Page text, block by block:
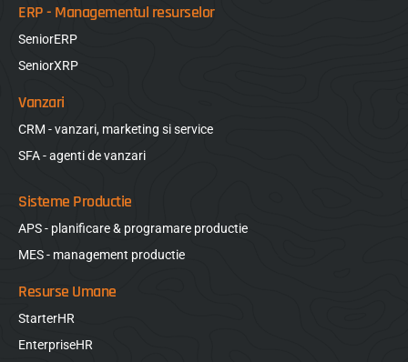
ERP - Managementul resurselor
SeniorERP
SeniorXRP
Vanzari
CRM - vanzari, marketing si service
SFA - agenti de vanzari
Sisteme Productie
APS - planificare & programare productie
MES - management productie
Resurse Umane
StarterHR
EnterpriseHR